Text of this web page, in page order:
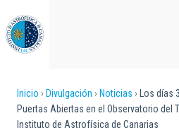
al
contenido
principal
Sobrescribir
enlaces
Inicio Divulgación Noticias
Los días
Puertas Abiertas en el Observatorio del
Instituto de Astrofísica de Canarias